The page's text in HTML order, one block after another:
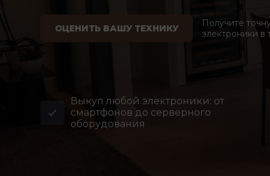
ОЦЕНИТЬ ВАШУ ТЕХНИКУ
Получите
электроники в
Выкуп любой электроники: от
смартфонов до серверного
оборудования